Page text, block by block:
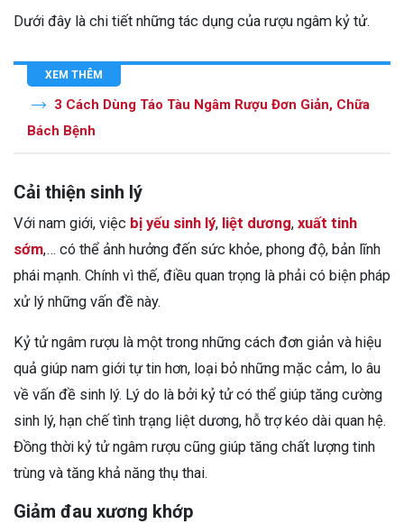
Dưới đây là chi tiết những tác dụng của rượu ngâm kỷ tử.
XEM THÊM
3 Cách Dùng Táo Tàu Ngâm Rượu Đơn Giản, Chữa
Bách Bệnh
Cải thiện sinh lý
Với nam giới, việc bị yếu sinh lý, liệt dương, xuất tinh
sớm,… có thể ảnh hưởng đến sức khỏe, phong độ, bản lĩnh
phái mạnh. Chính vì thế, điều quan trọng là phải có biện pháp
xử lý những vấn đề này.
Kỷ tử ngâm rượu là một trong những cách đơn giản và hiệu
quả giúp nam giới tự tin hơn, loại bỏ những mặc cảm, lo âu
về vấn đề sinh lý. Lý do là bởi kỷ tử có thể giúp tăng cường
sinh lý, hạn chế tình trạng liệt dương, hỗ trợ kéo dài quan hệ.
Đồng thời kỷ tử ngâm rượu cũng giúp tăng chất lượng tinh
trùng và tăng khả năng thụ thai.
Giảm đau xương khớp